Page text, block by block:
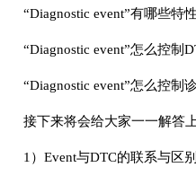
“Diagnostic event”有哪些特
“Diagnostic event”怎么控制
“Diagnostic event”怎么控制
接下来将会给大家一一解答
1）Event与DTC的联系与区别